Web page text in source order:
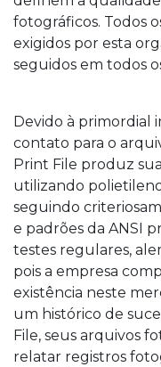
fotográficos. Todos
exigidos por esta
seguidos em todos
Devido à primordial
contato para o
Print File produz
utilizando
seguindo
e padrões da ANSI
testes regulares,
pois a empresa
existência neste
um histórico de
File, seus arquivos
relatar registros